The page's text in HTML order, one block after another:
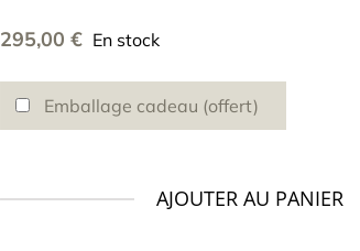
295,00 € En stock
Emballage cadeau (offert)
AJOUTER AU PANIER